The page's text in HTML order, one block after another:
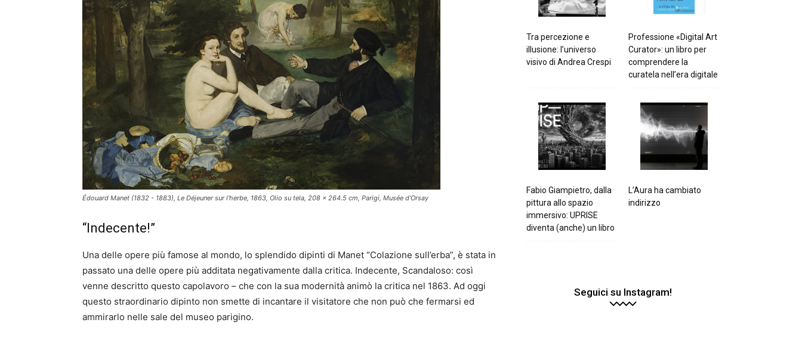
Édouard Manet (1832 - 1883), Le Déjeuner sur l'herbe, 1863, Olio su tela, 208 x 264.5 cm, Parigi, Musée d'Orsay
“Indecente!”
Una delle opere più famose al mondo, lo splendido dipinti di Manet “Colazione sull’erba”, è stata in
passato una delle opere più additata negativamente dalla critica. Indecente, Scandaloso: così
venne descritto questo capolavoro – che con la sua modernità animò la critica nel 1863. Ad oggi
questo straordinario dipinto non smette di incantare il visitatore che non può che fermarsi ed
ammirarlo nelle sale del museo parigino.
Tra percezione e
illusione: l’universo
visivo di Andrea Crespi
Professione «Digital Art
Curator»: un libro per
comprendere la
curatela nell’era digitale
Fabio Giampietro, dalla
pittura allo spazio
immersivo: UPRISE
diventa (anche) un libro
L’Aura ha cambiato
indirizzo
Seguici su Instagram!